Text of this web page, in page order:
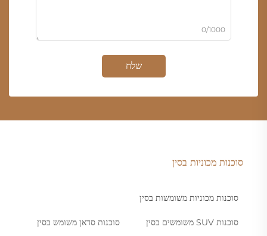
0/1000
שלח
סוכנות מכוניות בסין
סוכנות מכוניות משומשות בסין
סוכנות SUV משומשים בסין סוכנות סדאן משומש בסין